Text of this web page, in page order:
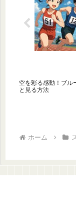
空を彩る感動！ブル
と見る方法
ホーム